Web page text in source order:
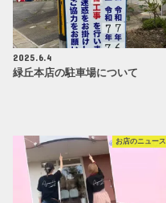
2025.6.4
緑丘本店の駐車場について
お店のニュース